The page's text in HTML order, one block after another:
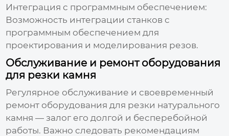
Интеграция с программным обеспечением:
Возможность интеграции станков с
программным обеспечением для
проектирования и моделирования резов.
Обслуживание и ремонт оборудования
для резки камня
Регулярное обслуживание и своевременный
ремонт оборудования для резки натурального
камня — залог его долгой и бесперебойной
работы. Важно следовать рекомендациям